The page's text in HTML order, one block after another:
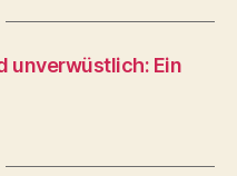
unverwüstlich: Ein